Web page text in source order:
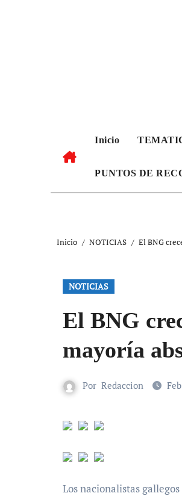
Inicio
PUNTOS DE
Inicio NOTICIAS El BNG
NOTICIAS
El BNG
mayoría
Por Redaccion
Los nacionalistas